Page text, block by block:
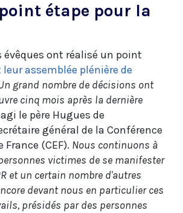
étape pour la
évêques ont réalisé un point
assemblée plénière de
grand nombre de décisions ont
cinq mois après la dernière
le père Hugues de
général de la Conférence
France (CEF). Nous continuons à
victimes de se manifester
et un certain nombre d'autres
devant nous en particulier ces
présidés par des personnes